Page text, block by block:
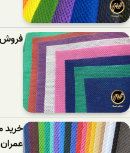
فروش
خرید
عمران